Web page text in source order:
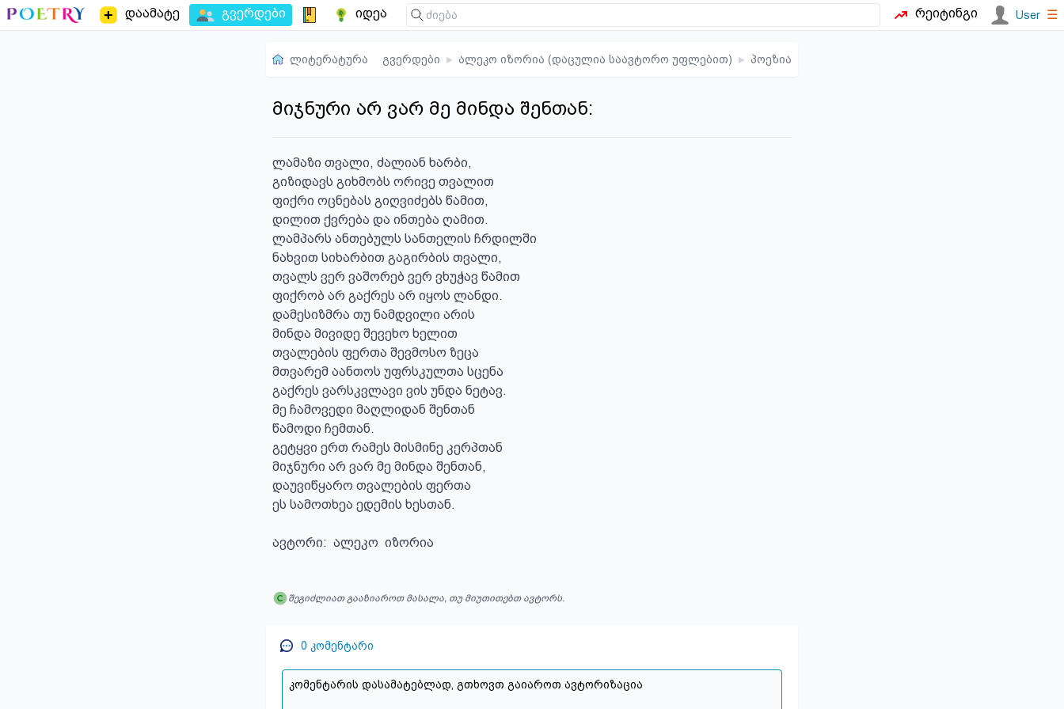
დაამატე გვერდები იდეა რეიტინგი User ☰
ლიტერატურა გვერდები ▸ ალეკო იზორია (დაცულია საავტორო უფლებით) ▸ პოეზია
მიჯნური არ ვარ მე მინდა შენთან:
ლამაზი თვალი, ძალიან ხარბი,
გიზიდავს გიხმობს ორივე თვალით
ფიქრი ოცნებას გიღვიძებს წამით,
დილით ქვრება და ინთება ღამით.
ლამპარს ანთებულს სანთელის ჩრდილში
ნახვით სიხარბით გაგირბის თვალი,
თვალს ვერ ვაშორებ ვერ ვხუჭავ წამით
ფიქრობ არ გაქრეს არ იყოს ლანდი.
დამესიზმრა თუ ნამდვილი არის
მინდა მივიდე შევეხო ხელით
თვალების ფერთა შევმოსო ზეცა
მთვარემ აანთოს უფრსკულთა სცენა
გაქრეს ვარსკვლავი ვის უნდა ნეტავ.
მე ჩამოვედი მაღლიდან შენთან
წამოდი ჩემთან.
გეტყვი ერთ რამეს მისმინე კერპთან
მიჯნური არ ვარ მე მინდა შენთან,
დაუვიწყარო თვალების ფერთა
ეს სამოთხეა ედემის ხესთან.
ავტორი:  ალეკო  იზორია
შეგიძლიათ გააზიაროთ მასალა, თუ მიუთითებთ ავტორს.
0 კომენტარი